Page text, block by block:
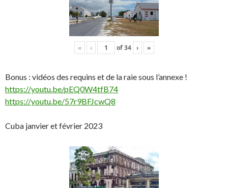
« ‹ of34 › »
Bonus : vidéos des requins et de la raie sous l’annexe !
https://youtu.be/pEQ0W4tfB74
https://youtu.be/57r9BFJcwQ8
Cuba janvier et février 2023